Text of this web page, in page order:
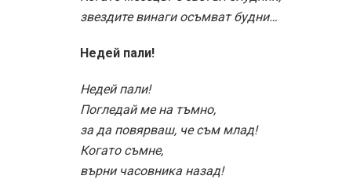
звездите винаги осъмват будни…
Недей пали!
Недей пали!
Погледай ме на тъмно,
за да повярваш, че съм млад!
Когато съмне,
върни часовника назад!